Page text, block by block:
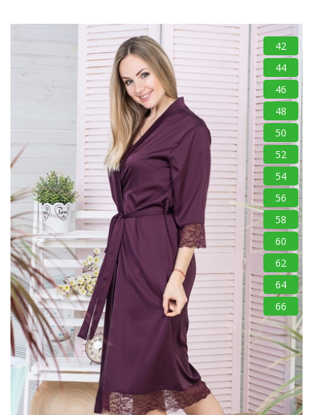
42
44
46
48
50
52
54
56
58
60
62
64
66